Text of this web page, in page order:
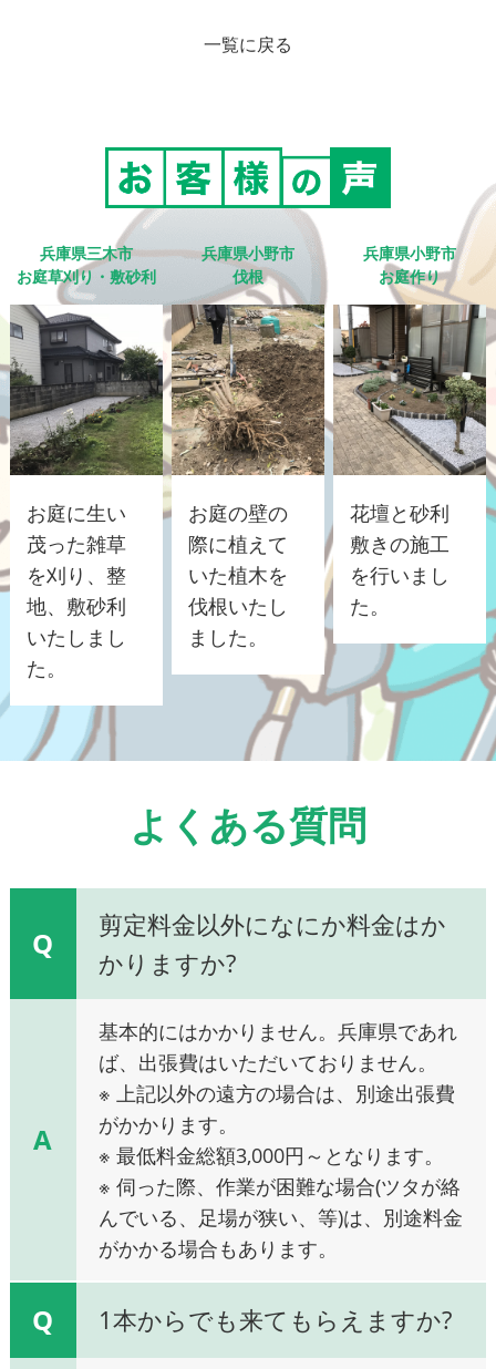
一覧に戻る
兵庫県三木市
お庭草刈り・敷砂利
お庭に生い
茂った雑草
を刈り、整
地、敷砂利
いたしまし
た。
兵庫県小野市
伐根
お庭の壁の
際に植えて
いた植木を
伐根いたし
ました。
兵庫県小野市
お庭作り
花壇と砂利
敷きの施工
を行いまし
た。
よくある質問
Q
剪定料金以外になにか料金はか
かりますか?
A
基本的にはかかりません。兵庫県であれ
ば、出張費はいただいておりません。
※ 上記以外の遠方の場合は、別途出張費
がかかります。
※ 最低料金総額3,000円～となります。
※ 伺った際、作業が困難な場合(ツタが絡
んでいる、足場が狭い、等)は、別途料金
がかかる場合もあります。
Q 1本からでも来てもらえますか?